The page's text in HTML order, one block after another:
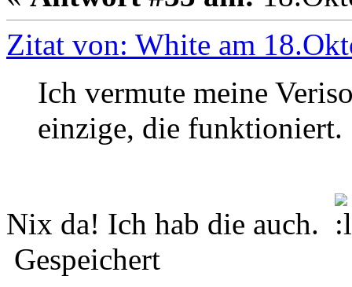
Zitat von: White am
Ich vermute meine
einzige, die funktioniert.
Nix da! Ich hab die auch.
Gespeichert